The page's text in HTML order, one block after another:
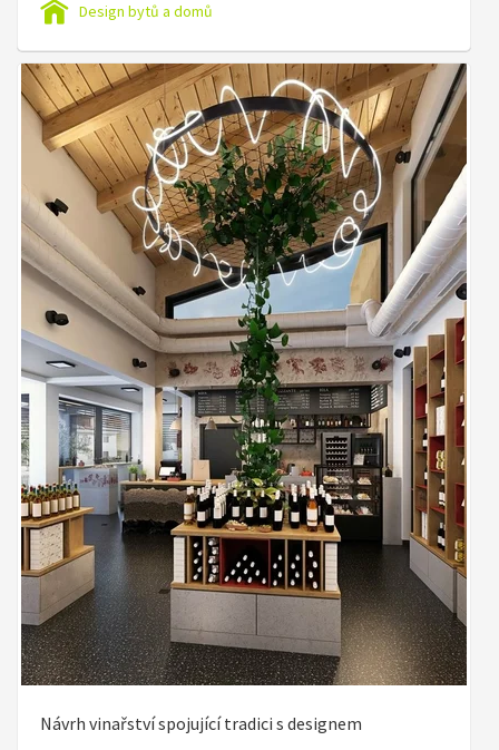
Design bytů a domů
Návrh vinařství spojující tradici s designem